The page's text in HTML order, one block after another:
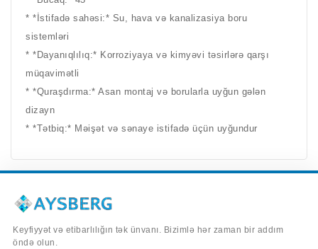
* *İstifadə sahəsi:* Su, hava və kanalizasiya boru
sistemləri
* *Dayanıqlılıq:* Korroziyaya və kimyəvi təsirlərə qarşı
müqavimətli
* *Quraşdırma:* Asan montaj və borularla uyğun gələn
dizayn
* *Tətbiq:* Məişət və sənaye istifadə üçün uyğundur
Keyfiyyət və etibarlılığın tək ünvanı. Bizimlə hər zaman bir addım
öndə olun.